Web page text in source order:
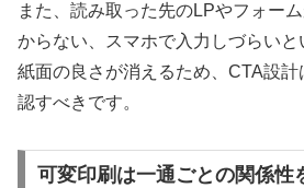
また、読み取った先のLPやフォー
からない、スマホで入力しづらいと
紙面の良さが消えるため、CTA設
認すべきです。
可変印刷は一通ごとの関係性